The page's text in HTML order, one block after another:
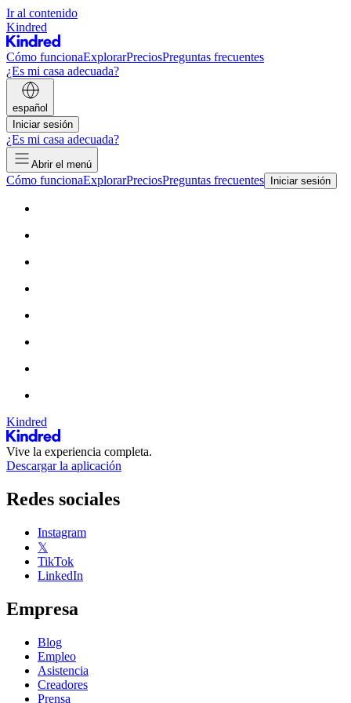
Ir al contenido
Kindred
Cómo funcionaExplorarPreciosPreguntas frecuentes
¿Es mi casa adecuada?
español
Iniciar sesión
¿Es mi casa adecuada?
Abrir el menú
Cómo funcionaExplorarPreciosPreguntas frecuentes Iniciar sesión
Kindred
Vive la experiencia completa.
Descargar la aplicación
Redes sociales
Instagram
𝕏
TikTok
LinkedIn
Empresa
Blog
Empleo
Asistencia
Creadores
Prensa